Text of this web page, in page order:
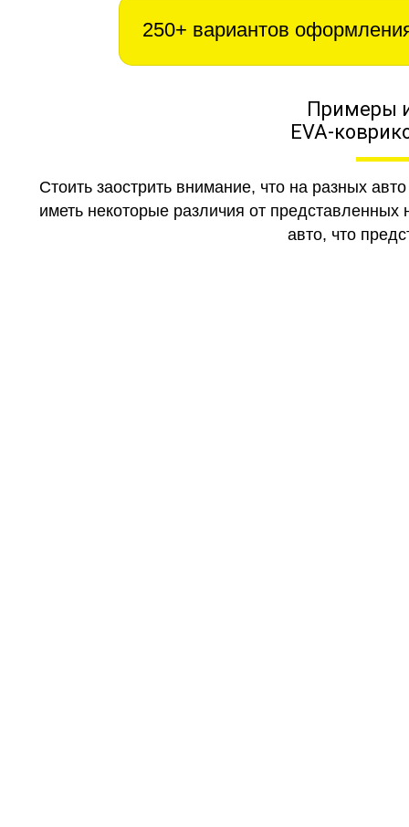
250+ вариантов
Примеры
EVA-
Стоить заострить внимание, что на разных
иметь некоторые различия от
авто, что